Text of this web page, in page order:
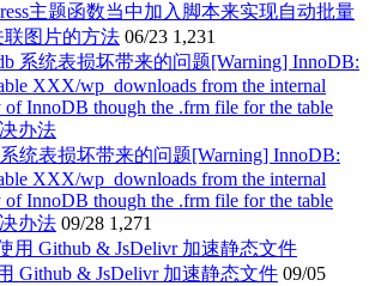
主题函数当中加入脚本来实现自动批量
图片的方法 06/23 1,231
统表损坏带来的问题[Warning] InnoDB:
XXX/wp_downloads from the internal
of InnoDB though the .frm file for the table
办法 09/28 1,271
Github & JsDelivr 加速静态文件 09/05